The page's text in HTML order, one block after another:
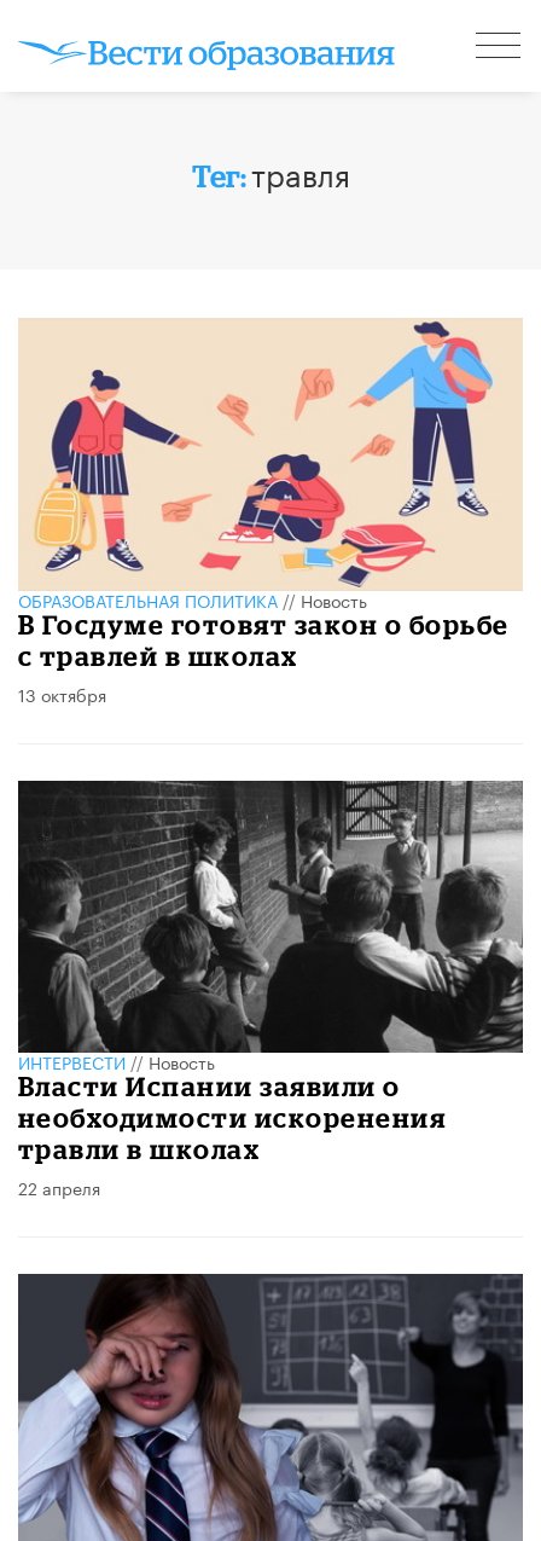
Тег:травля
ОБРАЗОВАТЕЛЬНАЯ ПОЛИТИКА//Новость
В Госдуме готовят закон о борьбе
с травлей в школах
13 октября
ИНТЕРВЕСТИ//Новость
Власти Испании заявили о
необходимости искоренения
травли в школах
22 апреля